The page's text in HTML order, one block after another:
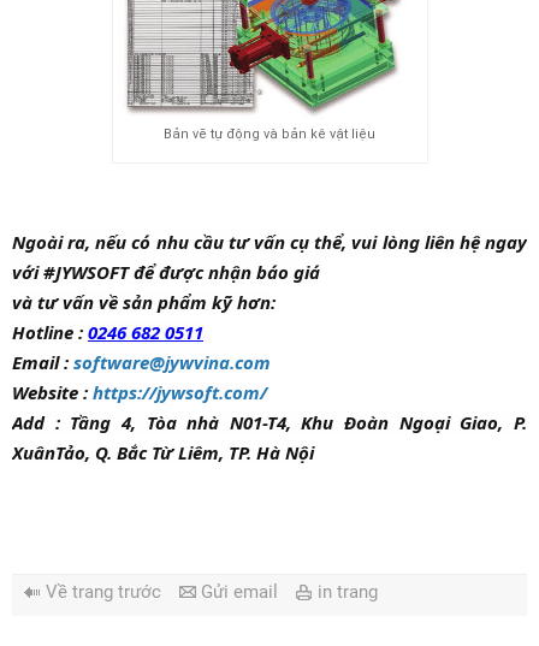
Bản vẽ tự động và bản kê vật liệu
Ngoài ra, nếu có nhu cầu tư vấn cụ thể, vui lòng liên hệ ngay
với #JYWSOFT để được nhận báo giá
và tư vấn về sản phẩm kỹ hơn:
Hotline : 0246 682 0511
Email : software@jywvina.com
Website : https://jywsoft.com/
Add : Tầng 4, Tòa nhà N01-T4, Khu Đoàn Ngoại Giao, P.
XuânTảo, Q. Bắc Từ Liêm, TP. Hà Nội
Về trang trước Gửi email in trang